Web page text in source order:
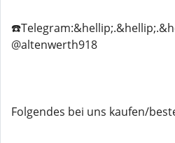
@altenwerth918
Folgendes bei uns kaufen/